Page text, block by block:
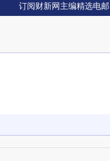
订阅财新网主编精选电邮